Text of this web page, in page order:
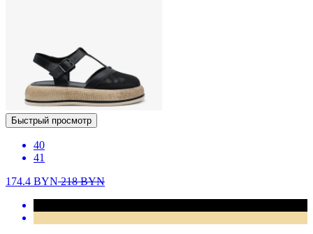
Быстрый просмотр
40
41
174.4 BYN218BYN